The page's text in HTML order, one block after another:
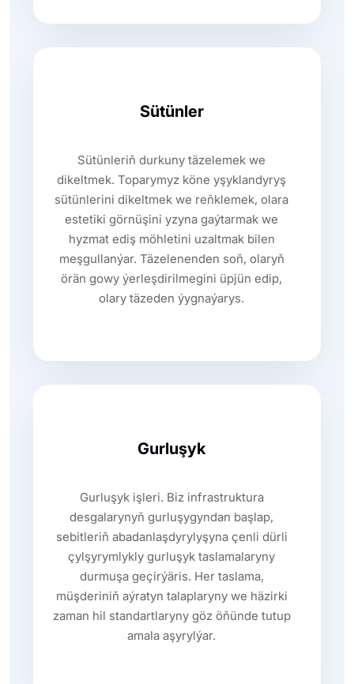
Sütünler
Sütünleriň durkuny täzelemek we
dikeltmek. Toparymyz köne yşyklandyryş
sütünlerini dikeltmek we reňklemek, olara
estetiki görnüşini yzyna gaýtarmak we
hyzmat ediş möhletini uzaltmak bilen
meşgullanýar. Täzelenenden soň, olaryň
örän gowy ýerleşdirilmegini üpjün edip,
olary täzeden ýygnaýarys.
Gurluşyk
Gurluşyk işleri. Biz infrastruktura
desgalarynyň gurluşygyndan başlap,
sebitleriň abadanlaşdyrylyşyna çenli dürli
çylşyrymlykly gurluşyk taslamalaryny
durmuşa geçirýäris. Her taslama,
müşderiniň aýratyn talaplaryny we häzirki
zaman hil standartlaryny göz öňünde tutup
amala aşyrylýar.